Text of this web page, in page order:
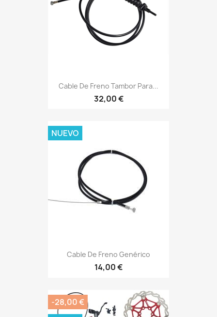
Cable De Freno Tambor Para...
32,00 €
Cable De Freno Genérico
14,00 €
NUEVO
-28,00 €